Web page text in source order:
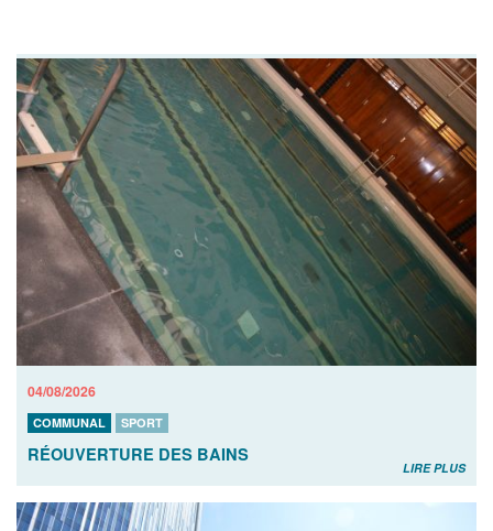
04/08/2026
COMMUNAL SPORT
RÉOUVERTURE DES BAINS
LIRE PLUS